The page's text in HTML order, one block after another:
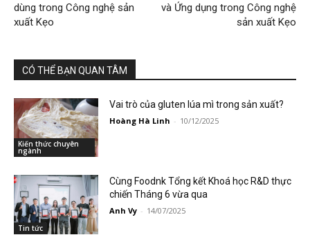
dùng trong Công nghệ sản
xuất Kẹo
và Ứng dụng trong Công nghệ
sản xuất Kẹo
CÓ THỂ BẠN QUAN TÂM
Kiến thức chuyên
ngành
Vai trò của gluten lúa mì trong sản xuất?
Hoàng Hà Linh - 10/12/2025
Tin tức
Cùng Foodnk Tổng kết Khoá học R&D thực
chiến Tháng 6 vừa qua
Anh Vy - 14/07/2025